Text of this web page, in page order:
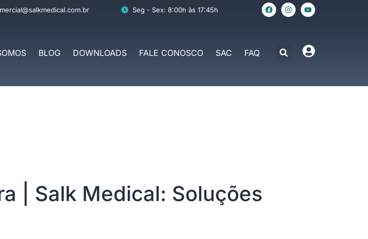
Seg - Sex: 8:00h às 17:45h
BLOG DOWNLOADS FALE CONOSCO SAC FAQ
| Salk Medical: Soluções